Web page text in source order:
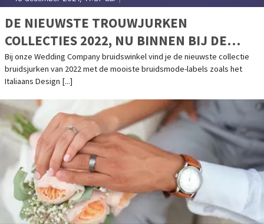
DE NIEUWSTE TROUWJURKEN
COLLECTIES 2022, NU BINNEN BIJ DE
WEDDING COMPANY!
Bij onze Wedding Company bruidswinkel vind je de nieuwste collectie
bruidsjurken van 2022 met de mooiste bruidsmode-labels zoals het
Italiaans Design [...]